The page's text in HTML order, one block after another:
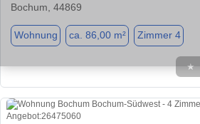
Bochum, 44869
Wohnung ca. 86,00 m² Zimmer 4
★